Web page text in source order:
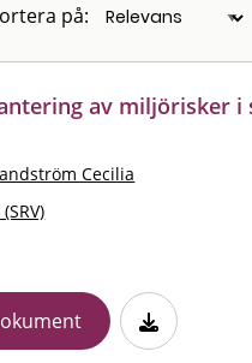
på:
av miljörisker i
Cecilia